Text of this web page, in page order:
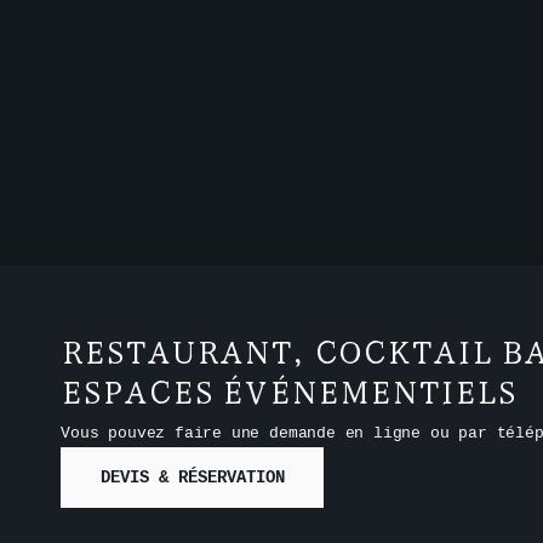
RESTAURANT, COCKTAIL
ESPACES ÉVÉNEMENTIELS
Vous pouvez faire une demande en ligne ou par
DEVIS & RÉSERVATION